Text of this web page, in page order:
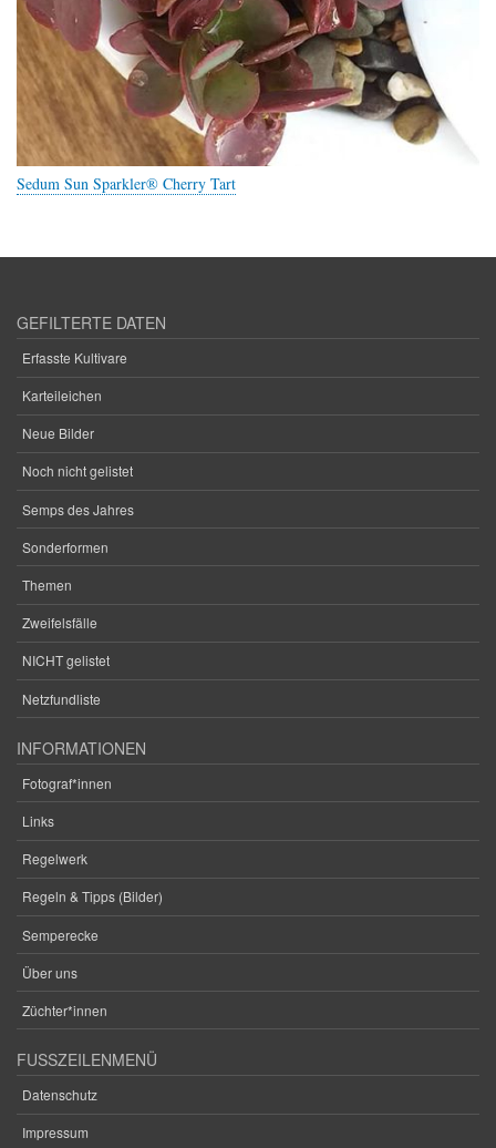
Sedum Sun Sparkler® Cherry Tart
GEFILTERTE DATEN
Erfasste Kultivare
Karteileichen
Neue Bilder
Noch nicht gelistet
Semps des Jahres
Sonderformen
Themen
Zweifelsfälle
NICHT gelistet
Netzfundliste
INFORMATIONEN
Fotograf*innen
Links
Regelwerk
Regeln & Tipps (Bilder)
Semperecke
Über uns
Züchter*innen
FUSSZEILENMENÜ
Datenschutz
Impressum